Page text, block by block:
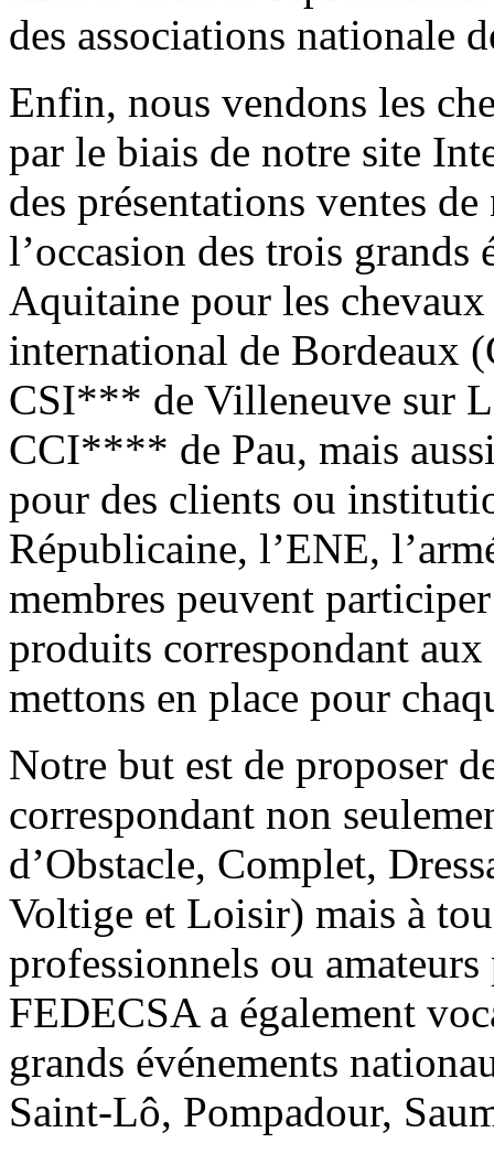
des associations nationale
Enfin, nous vendons les
par le biais de notre site
des présentations ventes
l’occasion des trois grands
Aquitaine pour les
international de Bordeaux
CSI*** de Villeneuve sur
CCI**** de Pau, mais
pour des clients ou
Républicaine, l’ENE,
membres peuvent
produits correspondant aux
mettons en place pour
Notre but est de proposer
correspondant non
d’Obstacle, Complet,
Voltige et Loisir) mais à
professionnels ou
FEDECSA a également
grands événements
Saint-Lô, Pompadour,